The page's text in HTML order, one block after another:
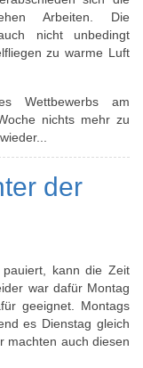
Arbeiten. Die
nicht unbedingt
zu warme Luft
Wettbewerbs am
nichts mehr zu
der
kann die Zeit
war dafür Montag
geeignet. Montags
es Dienstag gleich
machten auch diesen